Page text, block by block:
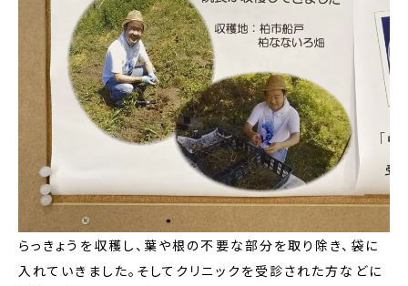
らっきょうを収穫し、葉や根の不要な部分を取り除き、袋に
入れていきました。そしてクリニックを受診された方などに